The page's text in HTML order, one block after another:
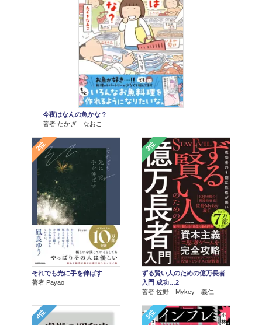
今夜はなんの魚かな？
著者 たかぎ なおこ
2位
それでも光に手を伸ばす
著者 Payao
3位
ずる賢い人のための億万長者
入門 成功…2
著者 佐野 Mykey 義仁
4位 5位